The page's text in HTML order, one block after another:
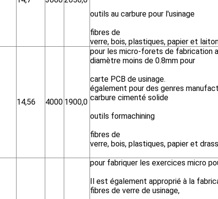
outils au carbure pour l'usinage
fibres de
verre, bois, plastiques, papier et
14,56 4000 1900,0
pour les micro-forets de fabrication
diamètre moins de 0.8mm pour
carte PCB de usinage.
également pour des genres
carbure cimenté solide
outils formachining
fibres de
verre, bois, plastiques, papier et
pour fabriquer les exercices micro
Il est également approprié à la
fibres de verre de usinage,